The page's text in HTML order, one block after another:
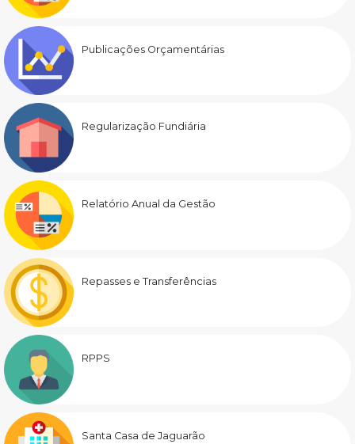
Publicações Orçamentárias
Regularização Fundiária
Relatório Anual da Gestão
Repasses e Transferências
RPPS
Santa Casa de Jaguarão